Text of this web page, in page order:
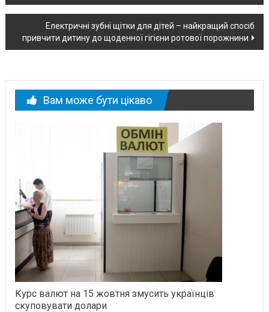
новиніЕлектричні зубні щітки для дітей – найкращий спосіб
привчити дитину до щоденної гігієни ротової порожнини
Вам може бути цікаво
Курс валют на 15 жовтня змусить українців
скуповувати долари